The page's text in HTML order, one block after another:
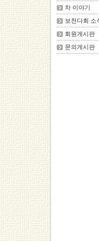
차 이야기
보천다회 소
회원게시판
문의게시판